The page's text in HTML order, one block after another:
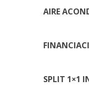
AIRE
SPLIT 1×1